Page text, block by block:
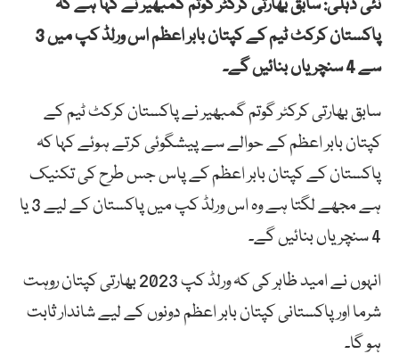
پاکستان کرکٹ ٹیم کے کپتان بابر اعظم اس ورلڈ کپ میں 3
سے 4 سنچریاں بنائیں گے۔
سابق بھارتی کرکٹر گوتم گمبھیر نے پاکستان کرکٹ ٹیم کے
کپتان بابر اعظم کے حوالے سے پیشگوئی کرتے ہوئے کہا کہ
پاکستان کے کپتان بابر اعظم کے پاس جس طرح کی تکنیک
ہے مجھے لگتا ہے وہ اس ورلڈ کپ میں پاکستان کے لیے 3 یا
4 سنچریاں بنائیں گے۔
انہوں نے امید ظاہر کی کہ ورلڈ کپ 2023 بھارتی کپتان روہت
شرما اور پاکستانی کپتان بابر اعظم دونوں کے لیے شاندار ثابت
ہو گا۔